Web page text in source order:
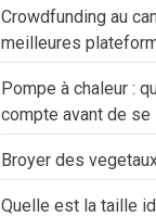
Crowdfunding au
meilleures
Pompe à chaleur :
compte avant de se
Broyer des
Quelle est la taille